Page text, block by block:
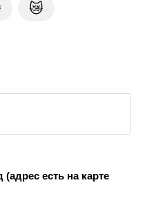
😿
есть на карте